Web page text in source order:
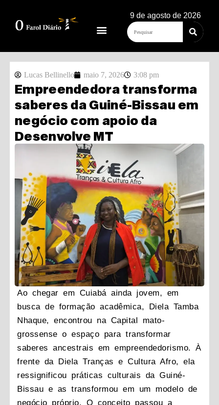
9 de agosto de 2026
Lucas Bellinello maio 7, 2026 3:08 pm
Empreendedora transforma
saberes da Guiné-Bissau em
negócio com apoio da
Desenvolve MT
Ao chegar em Cuiabá ainda jovem, em
busca de formação acadêmica, Diela Tamba
Nhaque, encontrou na Capital mato-
grossense o espaço para transformar
saberes ancestrais em empreendedorismo. À
frente da Diela Tranças e Cultura Afro, ela
ressignificou práticas culturais da Guiné-
Bissau e as transformou em um modelo de
negócio próprio. O conceito passou a